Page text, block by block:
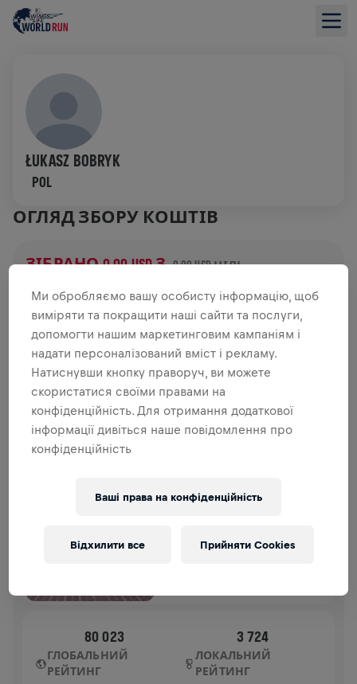
ŁUKASZ BOBRYK
POL
ОГЛЯД ЗБОРУ КОШТІВ
ЗІБРАНО 0,00 USD З 0,00 USD ЦІЛЬ
ДОДАТКОВІ ВНЕСКИ
ЗРОБИТИ ДОДАТКОВИЙ ВНЕСОК
Зроби внесок, щоб змінити ситуацію! 100% твого
внеску йде на дослідження спинного мозку.
ІСТОРІЯ
WINGS FOR LIFE WORLD RUN
11:00 UTC
80 023
ГЛОБАЛЬНИЙ
РЕЙТИНГ
3 724
ЛОКАЛЬНИЙ
РЕЙТИНГ
Ми обробляємо вашу особисту інформацію, щоб
виміряти та покращити наші сайти та послуги,
допомогти нашим маркетинговим кампаніям і
надати персоналізований вміст і рекламу.
Натиснувши кнопку праворуч, ви можете
скористатися своїми правами на
конфіденційність. Для отримання додаткової
інформації дивіться наше повідомлення про
конфіденційність
Ваші права на конфіденційність
Відхилити все Прийняти Cookies